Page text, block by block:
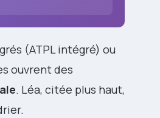
(ATPL intégré) ou
ouvrent des
. Léa, citée plus haut,